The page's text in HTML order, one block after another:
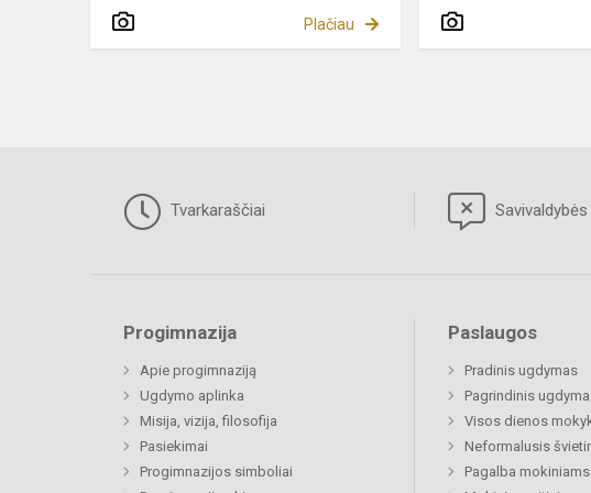
Plačiau
Tvarkaraščiai
Progimnazija
Apie progimnaziją
Ugdymo aplinka
Misija, vizija, filosofija
Pasiekimai
Progimnazijos simboliai
Paslaugos
Pradinis ugdymas
Pagrindinis
Visos dienos
Neformalusis
Pagalba